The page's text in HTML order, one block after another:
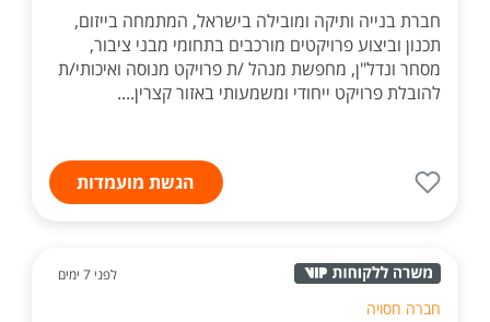
חברת בנייה ותיקה ומובילה בישראל, המתמחה בייזום,
תכנון וביצוע פרויקטים מורכבים בתחומי מבני ציבור,
מסחר ונדל"ן, מחפשת מנהל /ת פרויקט מנוסה ואיכותי/ת
להובלת פרויקט ייחודי ומשמעותי באזור קצרין....
הגשת מועמדות
לפני 7 ימים
חברה חסויה